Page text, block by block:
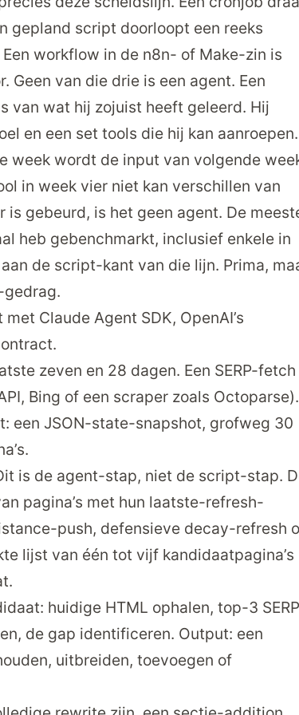
gepland script doorloopt een reeks
workflow in de n8n- of Make-zin is
Geen van die drie is een agent. Een
van wat hij zojuist heeft geleerd. Hij
en een set tools die hij kan aanroepen.
week wordt de input van volgende
in week vier niet kan verschillen van
gebeurd, is het geen agent. De
heb gebenchmarkt, inclusief enkele in
de script-kant van die lijn. Prima,
Claude Agent SDK, OpenAI’s
zeven en 28 dagen. Een SERP-fetch
Bing of een scraper zoals Octoparse).
een JSON-state-snapshot, grofweg 30
is de agent-stap, niet de script-stap.
pagina’s met hun laatste-refresh-
push, defensieve decay-refresh
lijst van één tot vijf kandidaat­pagina’s
huidige HTML ophalen, top-3
de gap identificeren. Output: een
uitbreiden, toevoegen of